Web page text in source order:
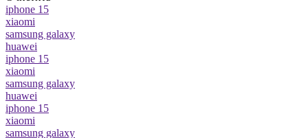
iphone 15
xiaomi
samsung galaxy
huawei
iphone 15
xiaomi
samsung galaxy
huawei
iphone 15
xiaomi
samsung galaxy